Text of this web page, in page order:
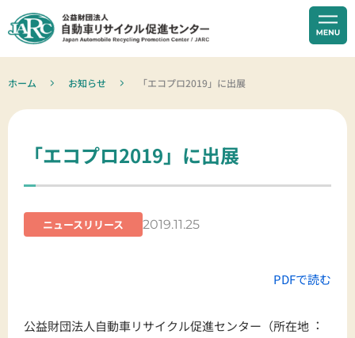
ホーム お知らせ 「エコプロ2019」に出展
「エコプロ2019」に出展
ニュースリリース 2019.11.25
PDFで読む
公益財団法人自動車リサイクル促進センター（所在地︓